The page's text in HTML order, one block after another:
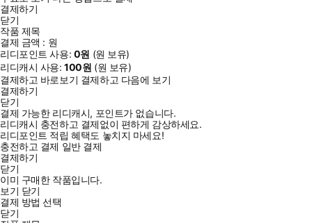
결제하기
닫기
작품 제목
결제 금액 : 원
리디포인트 사용: 0원 (원 보유)
리디캐시 사용:100원 (원 보유)
결제하고 바로보기 결제하고 다음에 보기
결제하기
닫기
결제 가능한 리디캐시, 포인트가 없습니다.
리디캐시 충전하고 결제없이 편하게 감상하세요.
리디포인트 적립 혜택도 놓치지 마세요!
충전하고 결제 일반 결제
결제하기
닫기
이미 구매한 작품입니다.
보기 닫기
결제 방법 선택
닫기